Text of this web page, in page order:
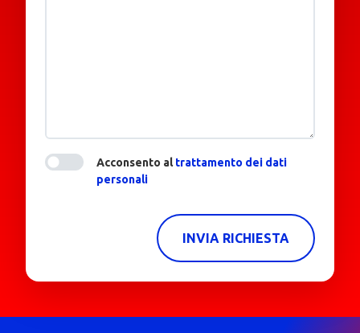
Acconsento altrattamento dei dati
personali
INVIA RICHIESTA